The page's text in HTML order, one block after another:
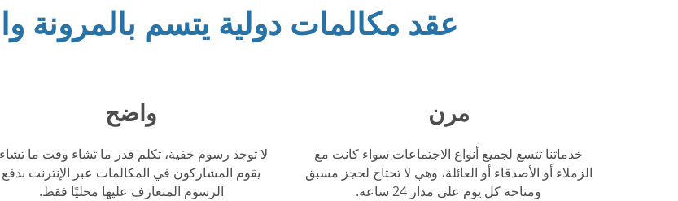
عقد مكالمات دولية يتسم بالمرونة
مرن
خدماتنا تتسع لجميع أنواع الاجتماعات سواء كانت مع
الزملاء أو الأصدقاء أو العائلة، وهي لا تحتاج لحجز مسبق
ومتاحة كل يوم على مدار 24 ساعة.
واضح
لا توجد رسوم خفية، تكلم قدر ما تشاء وقت ما
يقوم المشاركون في المكالمات عبر الإنترنت بدفع
الرسوم المتعارف عليها محليًا فقط.